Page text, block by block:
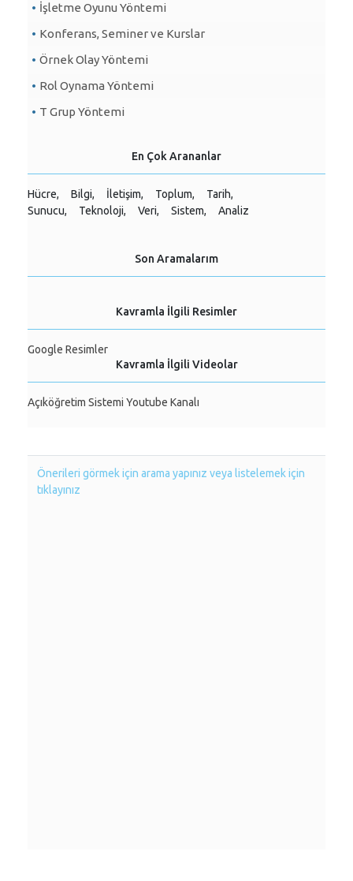
İşletme Oyunu Yöntemi
Konferans, Seminer ve Kurslar
Örnek Olay Yöntemi
Rol Oynama Yöntemi
T Grup Yöntemi
En Çok Arananlar
Hücre, Bilgi, İletişim, Toplum,
Tarih,
Sunucu,
Teknoloji, Veri, Sistem, Analiz
Son Aramalarım
Kavramla İlgili Resimler
Google Resimler
Kavramla İlgili Videolar
Açıköğretim Sistemi Youtube Kanalı
Önerileri görmek için arama yapınız veya listelemek için
tıklayınız